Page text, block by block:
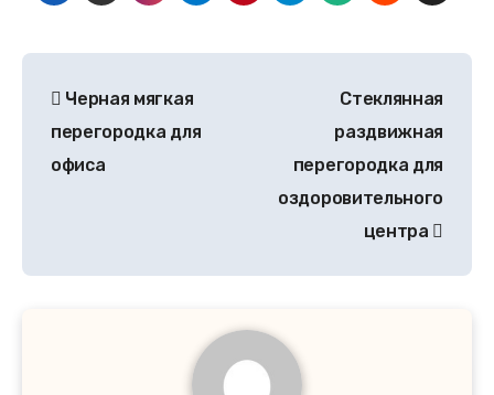
Черная мягкая
перегородка для
офиса
Стеклянная
раздвижная
перегородка для
оздоровительного
центра